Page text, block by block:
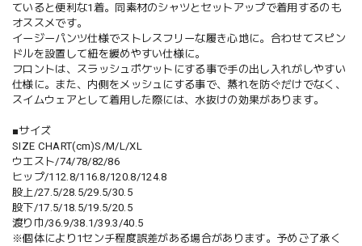
ていると便利な1着。同素材のシャツとセットアップで着用するのも
オススメです。
イージーパンツ仕様でストレスフリーな履き心地に。合わせてスピン
ドルを設置して紐を緩めやすい仕様に。
フロントは、スラッシュポケットにする事で手の出し入れがしやすい
仕様に。また、内側をメッシュにする事で、蒸れを防ぐだけでなく、
スイムウェアとして着用した際には、水抜けの効果があります。
■サイズ
SIZE CHART(cm)S/M/L/XL
ウエスト/74/78/82/86
ヒップ/112.8/116.8/120.8/124.8
股上/27.5/28.5/29.5/30.5
股下/17.5/18.5/19.5/20.5
渡り巾/36.9/38.1/39.3/40.5
※個体により1センチ程度誤差がある場合があります。予めご了承く